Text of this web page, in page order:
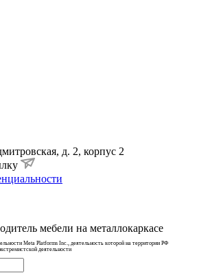
д. 2, корпус 2
мебели на металлокаркасе
Meta Platforms Inc., деятельность которой на территории РФ
деятельности